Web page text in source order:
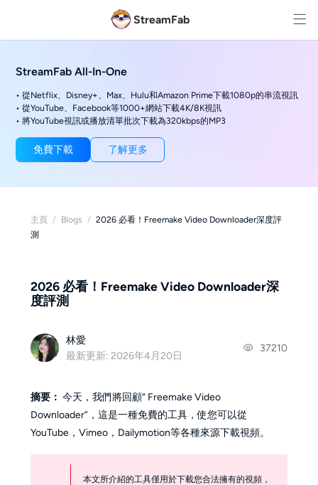
StreamFab
StreamFab All-In-One
• 從Netflix、Disney+、Max、Hulu和Amazon Prime下載1080p的串流視訊
• 從YouTube、Facebook等1000+網站下載4K/8K視訊
• 將YouTube視訊或播放清單批次下載為320kbps的MP3
免費下載 了解更多
主頁 / Blogs / 2026 必看！Freemake Video Downloader深度評
測
2026 必看！Freemake Video Downloader深
度評測
林愛
最新更新: 2026年4月20日
37210
摘要： 今天，我們將回顧“ Freemake Video
Downloader”，這是一種免費的工具，使您可以從
YouTube，Vimeo，Dailymotion等各種來源下載視頻。
本文所介紹的工具僅用於下載您合法擁有的視頻，